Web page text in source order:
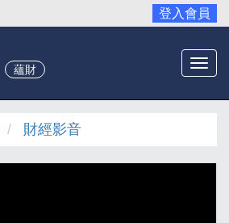
登入會員
蘊財
財經影音